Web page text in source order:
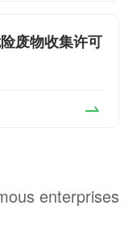
废物收集许可
enterprises